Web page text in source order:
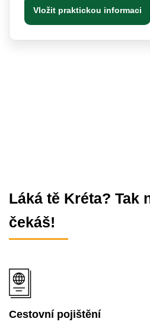
Vložit praktickou informaci
Láká tě Kréta? Tak
čekáš!
Cestovní pojištění